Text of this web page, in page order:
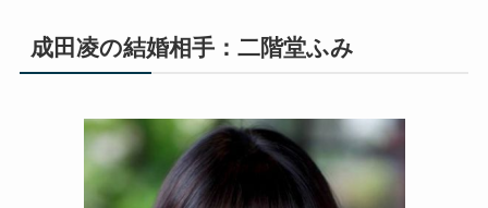
成田凌の結婚相手：二階堂ふみ